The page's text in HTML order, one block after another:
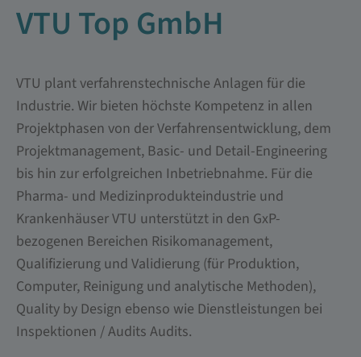
VTU Top GmbH
VTU plant verfahrenstechnische Anlagen für die
Industrie. Wir bieten höchste Kompetenz in allen
Projektphasen von der Verfahrensentwicklung, dem
Projektmanagement, Basic- und Detail-Engineering
bis hin zur erfolgreichen Inbetriebnahme. Für die
Pharma- und Medizinprodukteindustrie und
Krankenhäuser VTU unterstützt in den GxP-
bezogenen Bereichen Risikomanagement,
Qualifizierung und Validierung (für Produktion,
Computer, Reinigung und analytische Methoden),
Quality by Design ebenso wie Dienstleistungen bei
Inspektionen / Audits Audits.